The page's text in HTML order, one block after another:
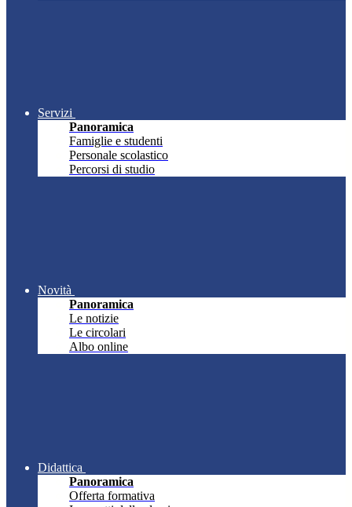
Servizi
Panoramica
Famiglie e studenti
Personale scolastico
Percorsi di studio
Novità
Panoramica
Le notizie
Le circolari
Albo online
Didattica
Panoramica
Offerta formativa